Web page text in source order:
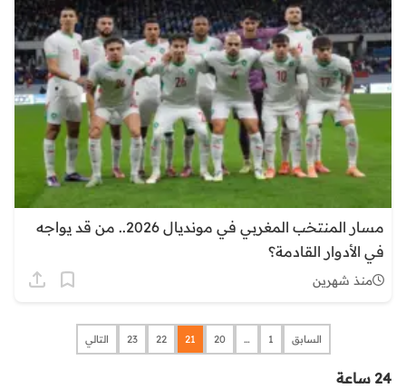
مسار المنتخب المغربي في مونديال 2026.. من قد يواجه
في الأدوار القادمة؟
منذ شهرين
السابق 1
…
20
21
22
23 التالي
24 ساعة